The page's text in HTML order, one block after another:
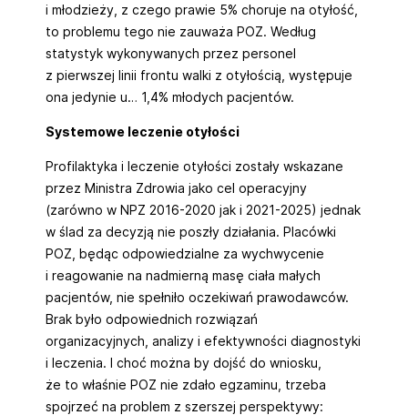
i młodzieży, z czego prawie 5% choruje na otyłość,
to problemu tego nie zauważa POZ. Według
statystyk wykonywanych przez personel
z pierwszej linii frontu walki z otyłością, występuje
ona jedynie u… 1,4% młodych pacjentów.
Systemowe leczenie otyłości
Profilaktyka i leczenie otyłości zostały wskazane
przez Ministra Zdrowia jako cel operacyjny
(zarówno w NPZ 2016-2020 jak i 2021-2025) jednak
w ślad za decyzją nie poszły działania. Placówki
POZ, będąc odpowiedzialne za wychwycenie
i reagowanie na nadmierną masę ciała małych
pacjentów, nie spełniło oczekiwań prawodawców.
Brak było odpowiednich rozwiązań
organizacyjnych, analizy i efektywności diagnostyki
i leczenia. I choć można by dojść do wniosku,
że to właśnie POZ nie zdało egzaminu, trzeba
spojrzeć na problem z szerszej perspektywy: